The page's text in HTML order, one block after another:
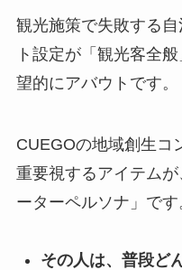
観光施策で失敗する
ト設定が「観光客全
望的にアバウトです。
CUEGOの地域創生コ
重要視するアイテム
ーターペルソナ」です
その人は、普段ど